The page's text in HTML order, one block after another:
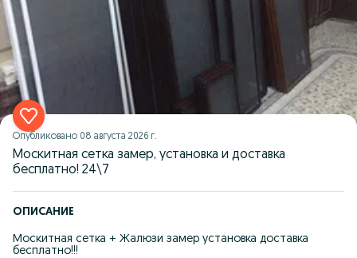
Опубликовано 08 августа 2026 г.
Москитная сетка замер, установка и доставка
бесплатно! 24\7
ОПИСАНИЕ
Москитная сетка + Жалюзи замер установка доставка
бесплатно!!!